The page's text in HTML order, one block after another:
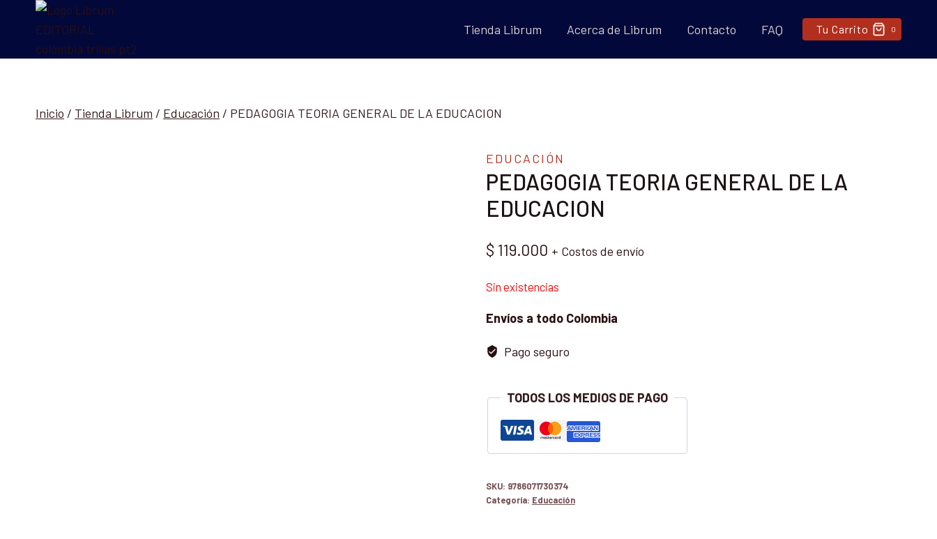
contenido
Tienda Librum Acerca de Librum Contacto FAQ Tu Carrito 0
Inicio / Tienda Librum / Educación / PEDAGOGIA TEORIA GENERAL DE LA EDUCACION
EDUCACIÓN
PEDAGOGIA TEORIA GENERAL DE LA
EDUCACION
$ 119.000 + Costos de envío
Sin existencias
Envíos a todo Colombia
Pago seguro
TODOS LOS MEDIOS DE PAGO
SKU: 9786071730374
Categoría: Educación